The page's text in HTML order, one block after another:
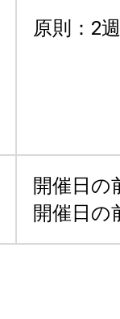
原則：2
開催日の
開催日の